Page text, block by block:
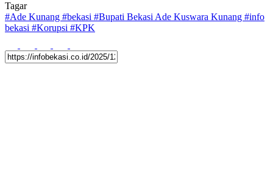
Tagar
#Ade Kunang #bekasi #Bupati Bekasi Ade Kuswara Kunang #info
bekasi #Korupsi #KPK